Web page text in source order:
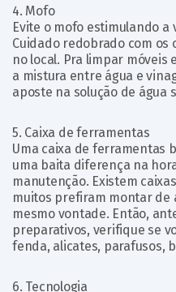
4. Mofo
Evite o mofo estimulando
Cuidado redobrado com os
no local. Pra limpar móveis
a mistura entre água e
aposte na solução de água
5. Caixa de ferramentas
Uma caixa de ferramentas
uma baita diferença na
manutenção. Existem
muitos prefiram montar de
mesmo vontade. Então,
preparativos, verifique se
fenda, alicates, parafusos,
6. Tecnologia